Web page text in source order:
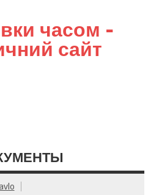
часом –
сайт